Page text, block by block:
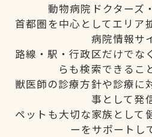
動物病院ドクターズ
首都圏を中心としてエリア
病院情報サ
路線・駅・行政区だけでな
らも検索できるこ
獣医師の診療方針や診療に
事として発
ペットも大切な家族として
ーをサポートし